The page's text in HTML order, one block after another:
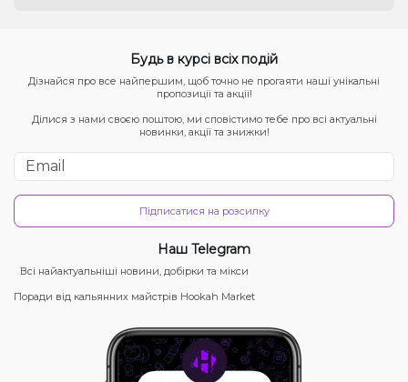
Будь в курсі всіх подій
Дізнайся про все найпершим, щоб точно не прогаяти наші унікальні
пропозиції та акції!
Ділися з нами своєю поштою, ми сповістимо тебе про всі актуальні
новинки, акції та знижки!
Підписатися на розсилку
Наш Telegram
Всі найактуальніші новини, добірки та мікси
Поради від кальянних майстрів Hookah Market